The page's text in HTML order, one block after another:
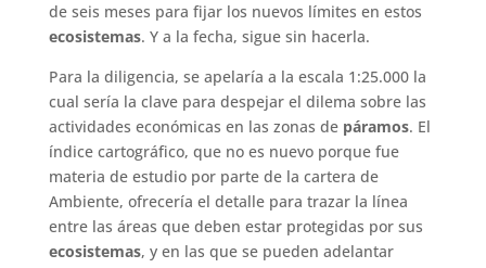
de seis meses para fijar los nuevos límites en estos
ecosistemas. Y a la fecha, sigue sin hacerla.
Para la diligencia, se apelaría a la escala 1:25.000 la
cual sería la clave para despejar el dilema sobre las
actividades económicas en las zonas de páramos. El
índice cartográfico, que no es nuevo porque fue
materia de estudio por parte de la cartera de
Ambiente, ofrecería el detalle para trazar la línea
entre las áreas que deben estar protegidas por sus
ecosistemas, y en las que se pueden adelantar